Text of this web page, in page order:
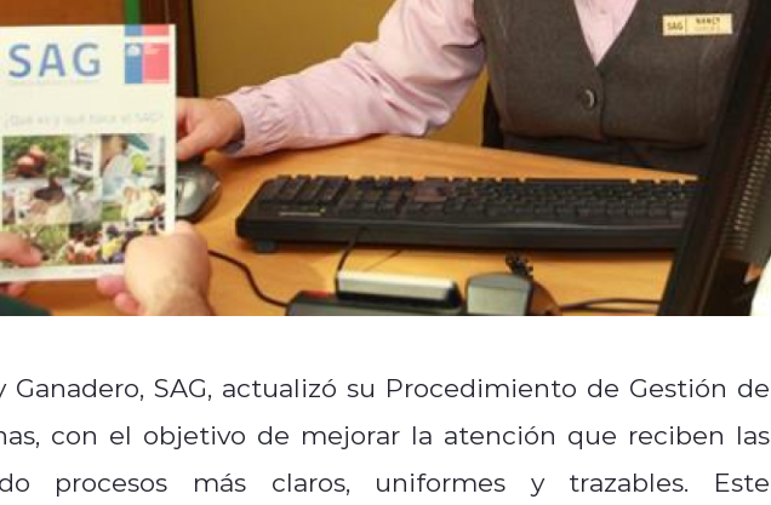
Ganadero, SAG, actualizó su Procedimiento de Gestión de
con el objetivo de mejorar la atención que reciben las
procesos más claros, uniformes y trazables. Este